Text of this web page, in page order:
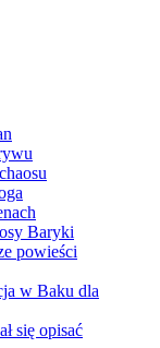
Baryki
powieści
w Baku dla
się opisać